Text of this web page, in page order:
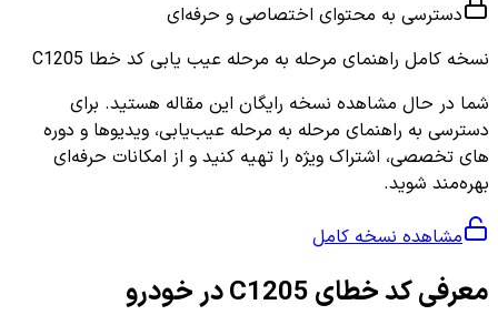
دسترسی به محتوای اختصاصی و حرفه‌ای
نسخه کامل راهنمای مرحله به مرحله عیب یابی کد خطا C1205
شما در حال مشاهده نسخه رایگان این مقاله هستید. برای
دسترسی به راهنمای مرحله به مرحله عیب‌یابی، ویدیوها و دوره
های تخصصی، اشتراک ویژه را تهیه کنید و از امکانات حرفه‌ای
بهره‌مند شوید.
مشاهده نسخه کامل
معرفی کد خطای C1205 در خودرو